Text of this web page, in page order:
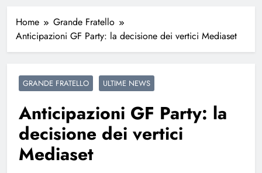
Home
Grande Fratello
Anticipazioni GF Party: la decisione dei vertici Mediaset
GRANDE FRATELLO ULTIME NEWS
Anticipazioni GF Party: la
decisione dei vertici
Mediaset